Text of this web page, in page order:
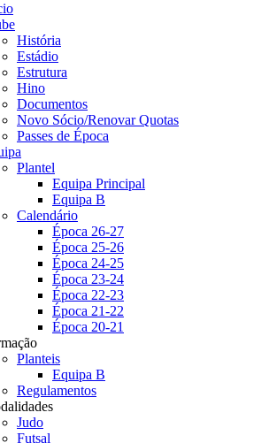
História
Estádio
Estrutura
Hino
Documentos
Novo Sócio/Renovar Quotas
Passes de Época
Plantel
Equipa Principal
Equipa B
Calendário
Época 26-27
Época 25-26
Época 24-25
Época 23-24
Época 22-23
Época 21-22
Época 20-21
Planteis
Equipa B
Regulamentos
Judo
Futsal